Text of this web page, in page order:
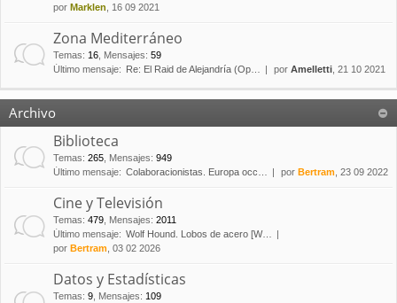
por Marklen , 16 09 2021
Zona Mediterráneo
Temas: 16 Mensajes: 59
Último mensaje:
Re: El Raid de Alejandría (Op… por Amelletti , 21 10 2021
Archivo
Biblioteca
Temas: 265 Mensajes: 949
Último mensaje: Colaboracionistas. Europa occ… por Bertram , 23 09 2022
Cine y Televisión
Temas: 479 Mensajes: 2011
Último mensaje: Wolf Hound. Lobos de acero [W…
por Bertram , 03 02 2026
Datos y Estadísticas
Temas: 9 Mensajes: 109